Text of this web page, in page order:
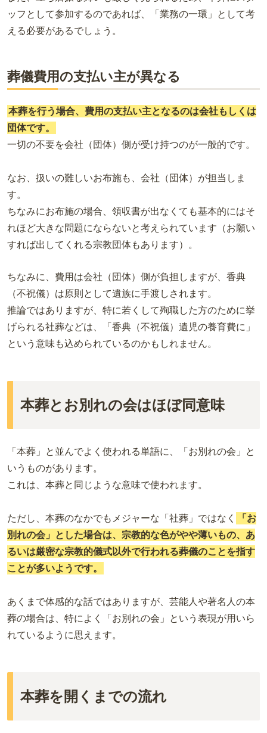
ッフとして参加するのであれば、「業務の一環」として考
える必要があるでしょう。
葬儀費用の支払い主が異なる
本葬を行う場合、費用の支払い主となるのは会社もしくは
団体です。
一切の不要を会社（団体）側が受け持つのが一般的です。
なお、扱いの難しいお布施も、会社（団体）が担当しま
す。
ちなみにお布施の場合、領収書が出なくても基本的にはそ
れほど大きな問題にならないと考えられています（お願い
すれば出してくれる宗教団体もあります）。
ちなみに、費用は会社（団体）側が負担しますが、香典
（不祝儀）は原則として遺族に手渡しされます。
推論ではありますが、特に若くして殉職した方のために挙
げられる社葬などは、「香典（不祝儀）遺児の養育費に」
という意味も込められているのかもしれません。
本葬とお別れの会はほぼ同意味
「本葬」と並んでよく使われる単語に、「お別れの会」と
いうものがあります。
これは、本葬と同じような意味で使われます。
ただし、本葬のなかでもメジャーな「社葬」ではなく
「お
別れの会」とした場合は、宗教的な色がやや薄いもの、あ
るいは厳密な宗教的儀式以外で行われる葬儀のことを指す
ことが多いようです。
あくまで体感的な話ではありますが、芸能人や著名人の本
葬の場合は、特によく「お別れの会」という表現が用いら
れているように思えます。
本葬を開くまでの流れ